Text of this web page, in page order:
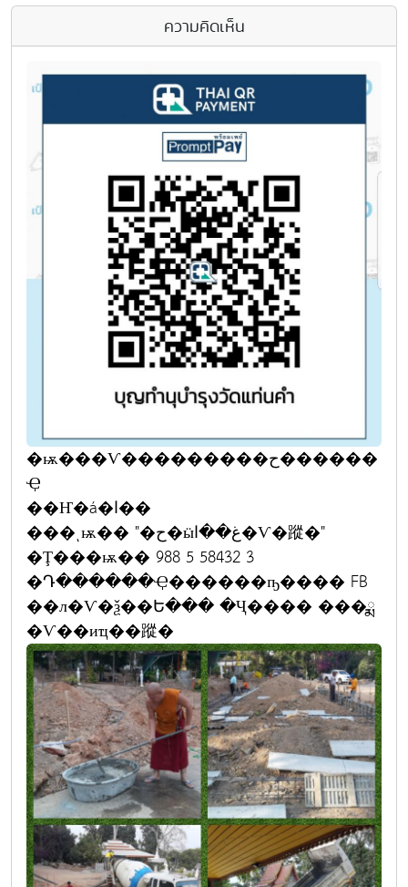
ความคิดเห็น
�ѭ���Ѵ���������ح������
Ҿ
��Ҥ�á�ا��
���ͺѭ�� "�ح�ӹغ��ا�Ѵ�蹤�"
�Ţ���ѭ�� 988 5 58432 3
�Դ������Ҿ������ҧ���� FB
��л�Ѵ�ѯ��Ե��� �Ҷ���� ���ྨ
�Ѵ��иҵ��蹤�